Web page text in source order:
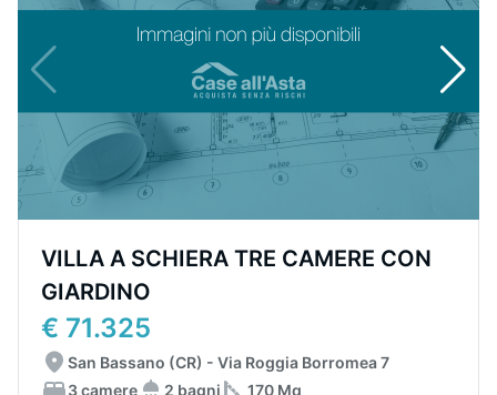
VILLA A SCHIERA TRE CAMERE CON
GIARDINO
€ 71.325
San Bassano (CR) - Via Roggia Borromea 7
3 camere
2 bagni 170 Mq